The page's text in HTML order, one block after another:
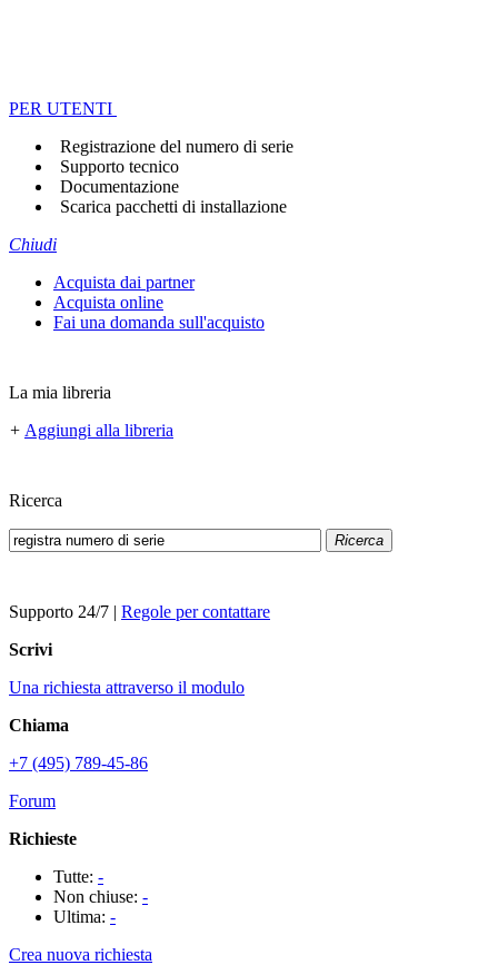
PER UTENTI
Registrazione del numero di serie
Supporto tecnico
Documentazione
Scarica pacchetti di installazione
Chiudi
Acquista dai partner
Acquista online
Fai una domanda sull'acquisto
La mia libreria
+ Aggiungi alla libreria
Ricerca
Ricerca
Supporto 24/7 | Regole per contattare
Scrivi
Una richiesta attraverso il modulo
Chiama
+7 (495) 789-45-86
Forum
Richieste
Tutte: -
Non chiuse: -
Ultima: -
Crea nuova richiesta